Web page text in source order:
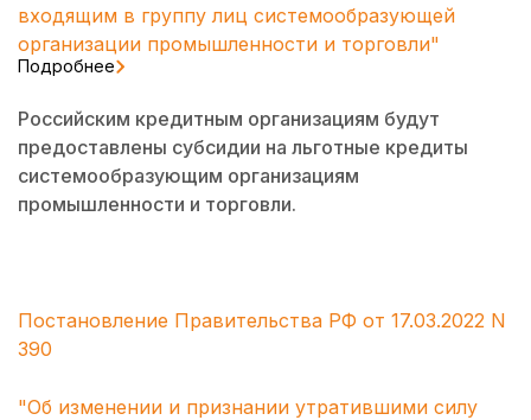
входящим в группу лиц системообразующей
организации промышленности и торговли"
Подробнее
Российским кредитным организациям будут
предоставлены субсидии на льготные кредиты
системообразующим организациям
промышленности и торговли.
Постановление Правительства РФ от 17.03.2022 N
390
"Об изменении и признании утратившими силу